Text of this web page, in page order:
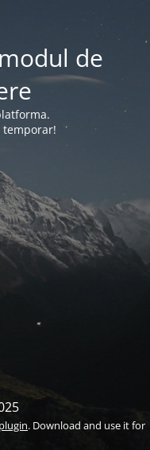
de
. Download and use it for